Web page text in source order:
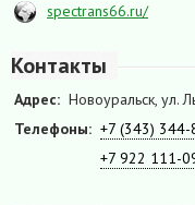
spectrans66.ru/
Контакты
Адрес: Новоуральск, ул.
Телефоны: +7 (343)
+7 922 111-